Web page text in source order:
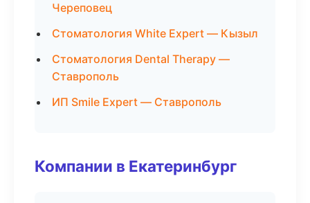
Череповец
Стоматология White Expert — Кызыл
Стоматология Dental Therapy —
Ставрополь
ИП Smile Expert — Ставрополь
Компании в Екатеринбург